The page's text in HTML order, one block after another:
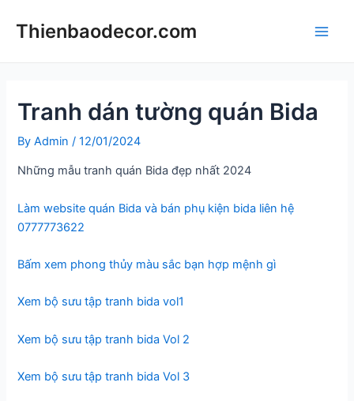
Thienbaodecor.com
Tranh dán tường quán Bida
ByAdmin/12/01/2024
Những mẫu tranh quán Bida đẹp nhất 2024
Làm website quán Bida và bán phụ kiện bida liên hệ
0777773622
Bấm xem phong thủy màu sắc bạn hợp mệnh gì
Xem bộ sưu tập tranh bida vol1
Xem bộ sưu tập tranh bida Vol 2
Xem bộ sưu tập tranh bida Vol 3